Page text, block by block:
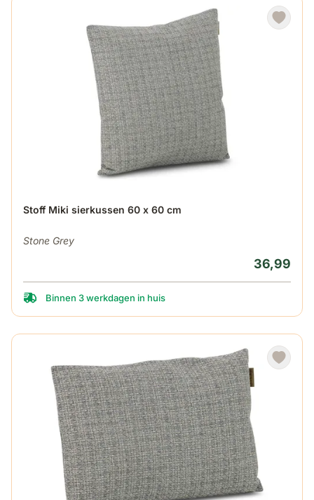
Stoff Miki sierkussen 60 x 60 cm
Stone Grey
36,99
Binnen 3 werkdagen in huis